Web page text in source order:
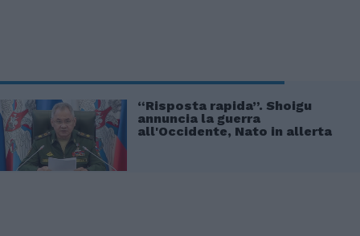
“Risposta rapida”. Shoigu
annuncia la guerra
all'Occidente, Nato in allerta